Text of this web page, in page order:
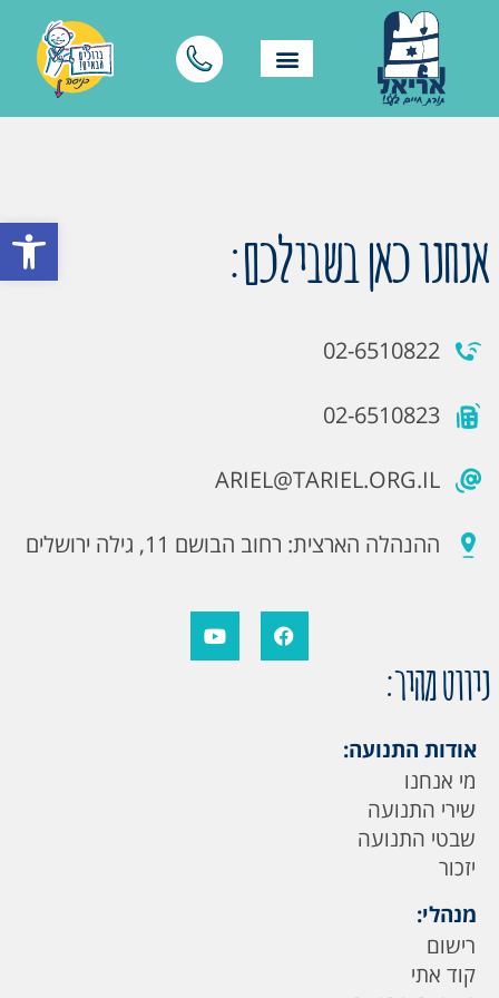
פתח אנחנו כאן בשבילכם:
02-6510822
02-6510823
ARIEL@TARIEL.ORG.IL
ההנהלה הארצית: רחוב הבושם 11, גילה ירושלים
ניווט מהיר:
אודות התנועה:
מי אנחנו
שירי התנועה
שבטי התנועה
יזכור
מנהלי:
רישום
קוד אתי